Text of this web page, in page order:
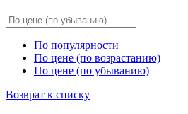
По популярности
По цене (по возрастанию)
По цене (по убыванию)
Возврат к списку